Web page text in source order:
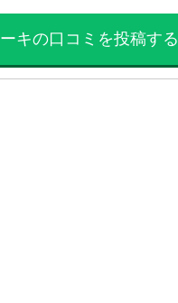
キの口コミを投稿する